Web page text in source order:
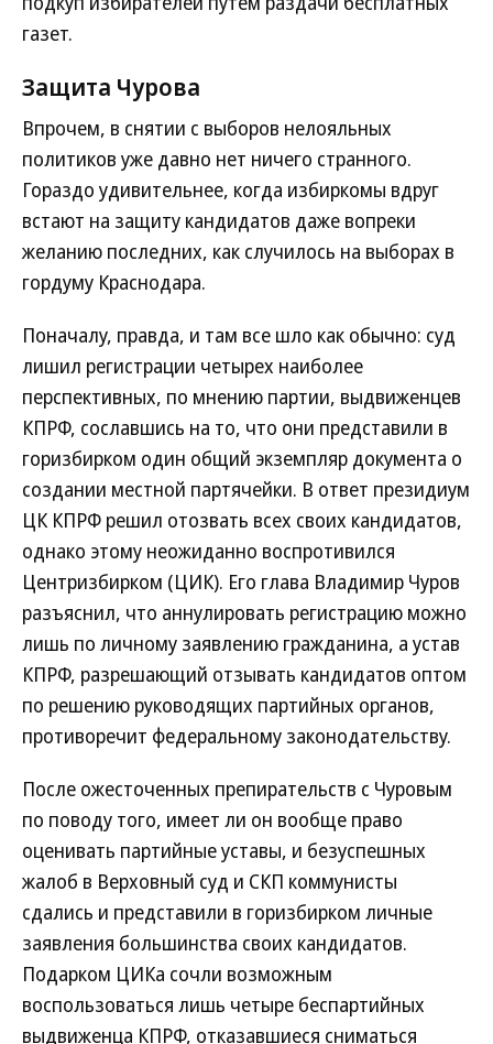
газет.
Защита Чурова
Впрочем, в снятии с выборов нелояльных
политиков уже давно нет ничего странного.
Гораздо удивительнее, когда избиркомы вдруг
встают на защиту кандидатов даже вопреки
желанию последних, как случилось на выборах в
гордуму Краснодара.
Поначалу, правда, и там все шло как обычно: суд
лишил регистрации четырех наиболее
перспективных, по мнению партии, выдвиженцев
КПРФ, сославшись на то, что они представили в
горизбирком один общий экземпляр документа о
создании местной партячейки. В ответ президиум
ЦК КПРФ решил отозвать всех своих кандидатов,
однако этому неожиданно воспротивился
Центризбирком (ЦИК). Его глава Владимир Чуров
разъяснил, что аннулировать регистрацию можно
лишь по личному заявлению гражданина, а устав
КПРФ, разрешающий отзывать кандидатов оптом
по решению руководящих партийных органов,
противоречит федеральному законодательству.
После ожесточенных препирательств с Чуровым
по поводу того, имеет ли он вообще право
оценивать партийные уставы, и безуспешных
жалоб в Верховный суд и СКП коммунисты
сдались и представили в горизбирком личные
заявления большинства своих кандидатов.
Подарком ЦИКа сочли возможным
воспользоваться лишь четыре беспартийных
выдвиженца КПРФ, отказавшиеся сниматься